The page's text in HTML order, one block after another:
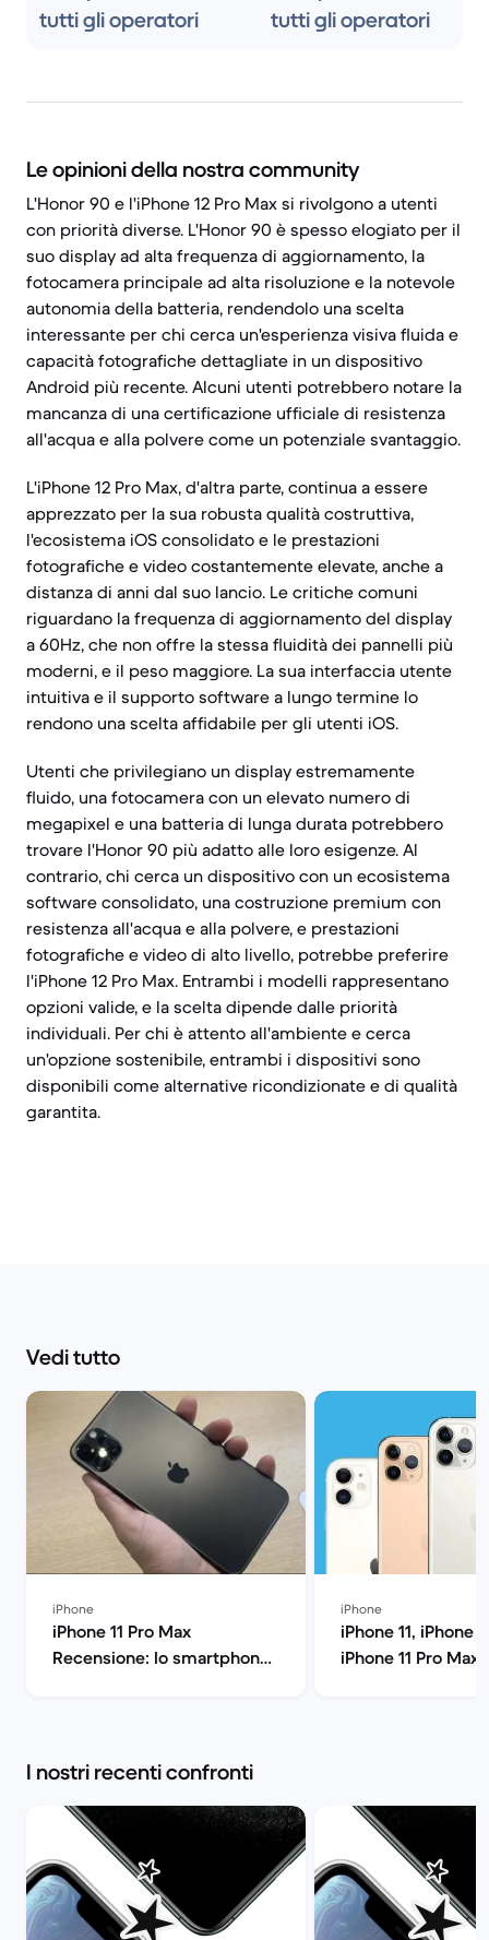
tutti gli operatori
tutti gli operatori
Le opinioni della nostra community
L'Honor 90 e l'iPhone 12 Pro Max si rivolgono a utenti
con priorità diverse. L'Honor 90 è spesso elogiato per il
suo display ad alta frequenza di aggiornamento, la
fotocamera principale ad alta risoluzione e la notevole
autonomia della batteria, rendendolo una scelta
interessante per chi cerca un'esperienza visiva fluida e
capacità fotografiche dettagliate in un dispositivo
Android più recente. Alcuni utenti potrebbero notare la
mancanza di una certificazione ufficiale di resistenza
all'acqua e alla polvere come un potenziale svantaggio.
L'iPhone 12 Pro Max, d'altra parte, continua a essere
apprezzato per la sua robusta qualità costruttiva,
l'ecosistema iOS consolidato e le prestazioni
fotografiche e video costantemente elevate, anche a
distanza di anni dal suo lancio. Le critiche comuni
riguardano la frequenza di aggiornamento del display
a 60Hz, che non offre la stessa fluidità dei pannelli più
moderni, e il peso maggiore. La sua interfaccia utente
intuitiva e il supporto software a lungo termine lo
rendono una scelta affidabile per gli utenti iOS.
Utenti che privilegiano un display estremamente
fluido, una fotocamera con un elevato numero di
megapixel e una batteria di lunga durata potrebbero
trovare l'Honor 90 più adatto alle loro esigenze. Al
contrario, chi cerca un dispositivo con un ecosistema
software consolidato, una costruzione premium con
resistenza all'acqua e alla polvere, e prestazioni
fotografiche e video di alto livello, potrebbe preferire
l'iPhone 12 Pro Max. Entrambi i modelli rappresentano
opzioni valide, e la scelta dipende dalle priorità
individuali. Per chi è attento all'ambiente e cerca
un'opzione sostenibile, entrambi i dispositivi sono
disponibili come alternative ricondizionate e di qualità
garantita.
Vedi tutto
iPhone
iPhone 11 Pro Max
Recensione: lo smartphone
iPhone
iPhone 11, iPhone
iPhone 11 Pro Max:
I nostri recenti confronti